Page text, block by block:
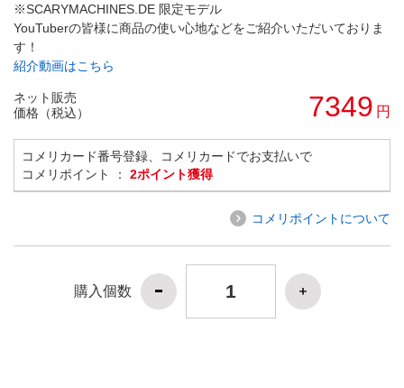
※SCARYMACHINES.DE 限定モデル
YouTuberの皆様に商品の使い心地などをご紹介いただいておりま
す！
紹介動画はこちら
ネット販売
価格（税込）
7349 円
コメリカード番号登録、コメリカードでお支払いで
コメリポイント ： 2ポイント獲得
コメリポイントについて
購入個数